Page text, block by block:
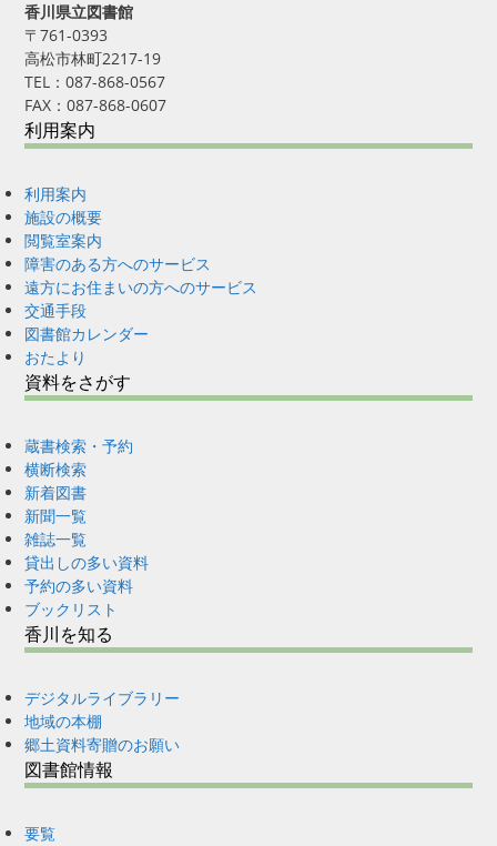
香川県立図書館
〒761-0393
高松市林町2217-19
TEL：087-868-0567
FAX：087-868-0607
利用案内
利用案内
施設の概要
閲覧室案内
障害のある方へのサービス
遠方にお住まいの方へのサービス
交通手段
図書館カレンダー
おたより
資料をさがす
蔵書検索・予約
横断検索
新着図書
新聞一覧
雑誌一覧
貸出しの多い資料
予約の多い資料
ブックリスト
香川を知る
デジタルライブラリー
地域の本棚
郷土資料寄贈のお願い
図書館情報
要覧